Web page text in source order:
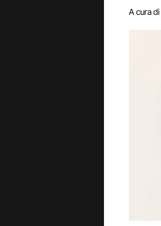
A cura di